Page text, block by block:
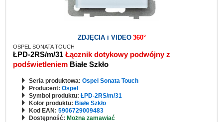
ZDJĘCIA i VIDEO 360°
OSPEL SONATA TOUCH
ŁPD-2RS/m/31 Łącznik dotykowy podwójny z
podświetleniem Białe Szkło
Seria produktowa: Ospel Sonata Touch
Producent: Ospel
Symbol produktu: ŁPD-2RS/m/31
Kolor produktu: Białe Szkło
Kod EAN: 5906729009483
Dostępność: Można zamawiać